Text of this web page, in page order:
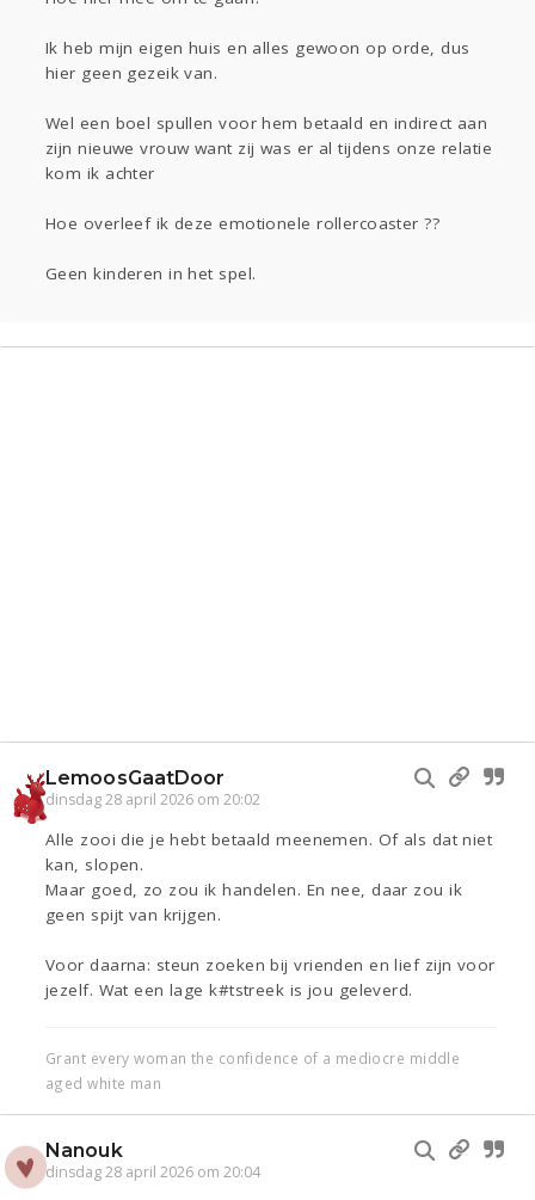
Contact
Gevraagd
Horen Doen
Zien
Lezen
Ik heb mijn eigen huis en alles gewoon op orde, dus
hier geen gezeik van.
Wel een boel spullen voor hem betaald en indirect aan
zijn nieuwe vrouw want zij was er al tijdens onze relatie
kom ik achter
Hoe overleef ik deze emotionele rollercoaster ??
Geen kinderen in het spel.
LemoosGaatDoor
dinsdag 28 april 2026 om 20:02
Alle zooi die je hebt betaald meenemen. Of als dat niet
kan, slopen.
Maar goed, zo zou ik handelen. En nee, daar zou ik
geen spijt van krijgen.
Voor daarna: steun zoeken bij vrienden en lief zijn voor
jezelf. Wat een lage k#tstreek is jou geleverd.
Grant every woman the confidence of a mediocre middle
aged white man
Nanouk
dinsdag 28 april 2026 om 20:04